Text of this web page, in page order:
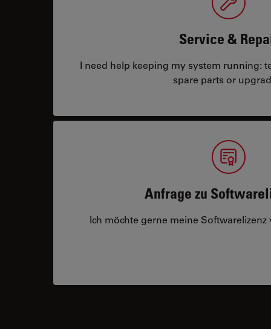
Service &
I need help keeping my system running:
spare parts or
Anfrage zu
Ich möchte gerne meine